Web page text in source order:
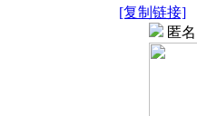
[复制链接]
匿名